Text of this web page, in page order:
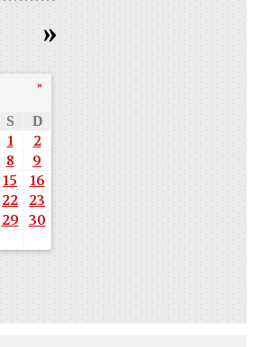
»
S D
1
2
8
9
15
16
22
23
29 30